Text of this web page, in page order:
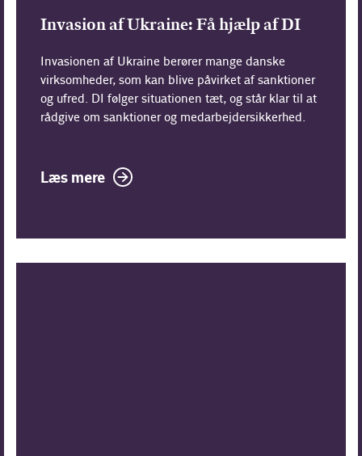
Invasion af Ukraine: Få hjælp af DI
Invasionen af Ukraine berører mange danske
virksomheder, som kan blive påvirket af sanktioner
og ufred. DI følger situationen tæt, og står klar til at
rådgive om sanktioner og medarbejdersikkerhed.
Læs mere